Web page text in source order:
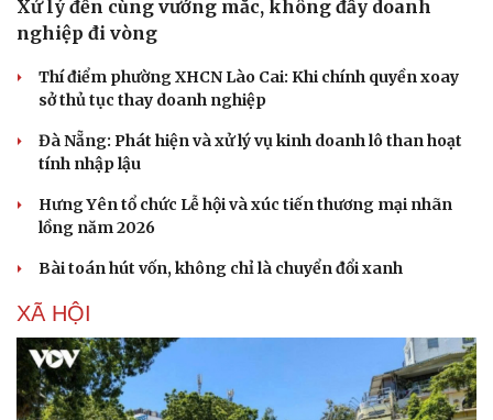
Xử lý đến cùng vướng mắc, không đẩy doanh
nghiệp đi vòng
Thí điểm phường XHCN Lào Cai: Khi chính quyền xoay
sở thủ tục thay doanh nghiệp
Đà Nẵng: Phát hiện và xử lý vụ kinh doanh lô than hoạt
tính nhập lậu
Hưng Yên tổ chức Lễ hội và xúc tiến thương mại nhãn
lồng năm 2026
Bài toán hút vốn, không chỉ là chuyển đổi xanh
XÃ HỘI